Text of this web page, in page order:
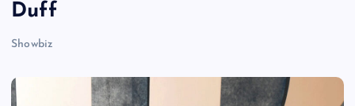
Duff
Showbiz